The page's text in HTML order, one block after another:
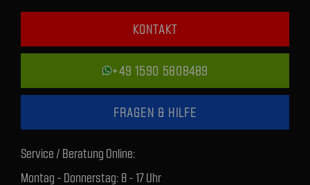
KONTAKT
+49 1590 5808489
FRAGEN & HILFE
Service / Beratung Online:
Montag - Donnerstag: 8 - 17 Uhr